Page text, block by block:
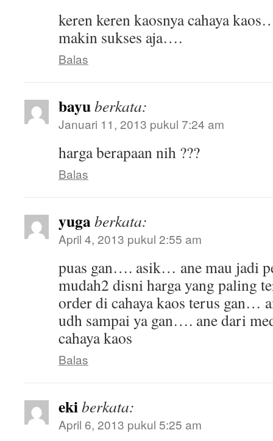
keren keren kaosnya cahaya
makin sukses aja….
Balas
bayuberkata:
Januari 11, 2013 pukul 7:24 am
harga berapaan nih ???
Balas
yugaberkata:
April 4, 2013 pukul 2:55 am
puas gan…. asik… ane mau jadi
mudah2 disni harga yang paling
order di cahaya kaos terus gan…
udh sampai ya gan…. ane dari
cahaya kaos
Balas
ekiberkata:
April 6, 2013 pukul 5:25 am